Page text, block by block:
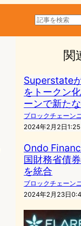
検
索
関
Superstate
をトークン
ーンで新た
ブロックチェーン
2024年2月2日1:25
Ondo
国財務省債
を統合
ブロックチェーン
2024年2月23日